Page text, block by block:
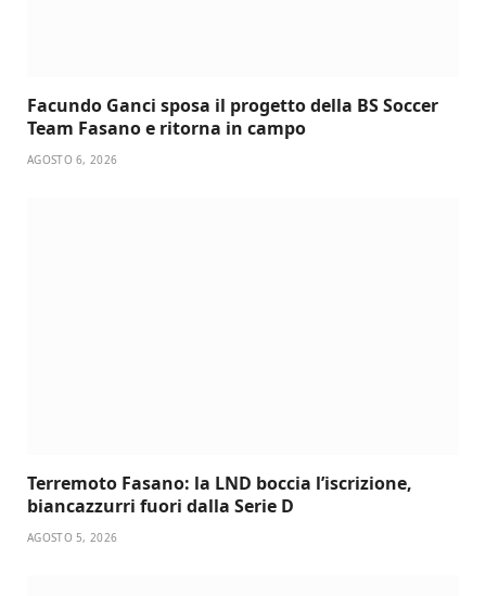
Facundo Ganci sposa il progetto della BS Soccer
Team Fasano e ritorna in campo
AGOSTO 6, 2026
Terremoto Fasano: la LND boccia l’iscrizione,
biancazzurri fuori dalla Serie D
AGOSTO 5, 2026